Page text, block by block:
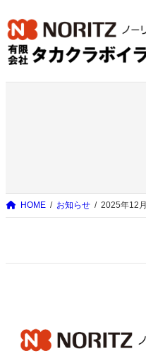
容
を
HOME お知らせ 2025年12月